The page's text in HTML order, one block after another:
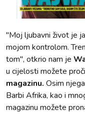
"Moj ljubavni život je
mojom kontrolom.
tom", otkrio nam je
u cijelosti možete
magazinu. Osim
Barbi Afrika, kao i
magazinu možete